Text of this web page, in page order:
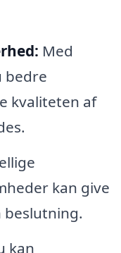
Med
bedre
kvaliteten af
kan give
kan